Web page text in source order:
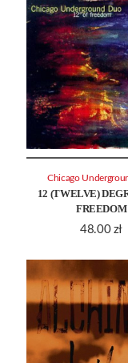
12 (TWELVE)
FREEDOM
48.00 zł
Chicago